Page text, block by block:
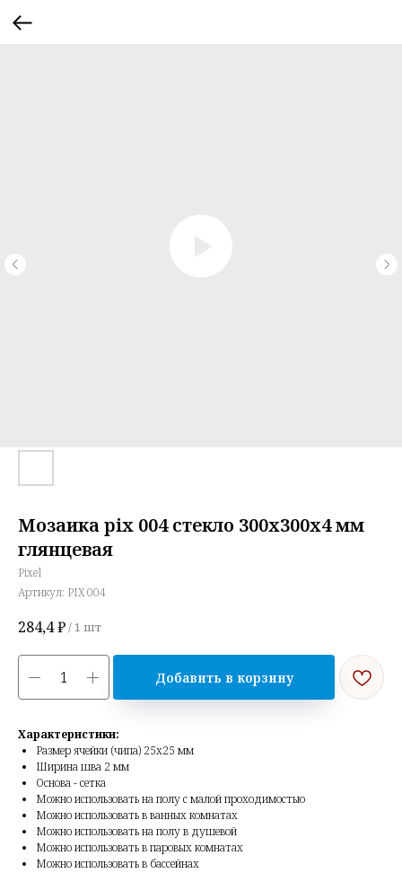
Мозаика pix 004 стекло 300х300х4 мм
глянцевая
Pixel
Артикул: PIX 004
284,4₽/1 шт
Добавить в корзину
Характеристики:
Размер ячейки (чипа) 25х25 мм
Ширина шва 2 мм
Основа - сетка
Можно использовать на полу с малой проходимостью
Можно использовать в ванных комнатах
Можно использовать на полу в душевой
Можно использовать в паровых комнатах
Можно использовать в бассейнах